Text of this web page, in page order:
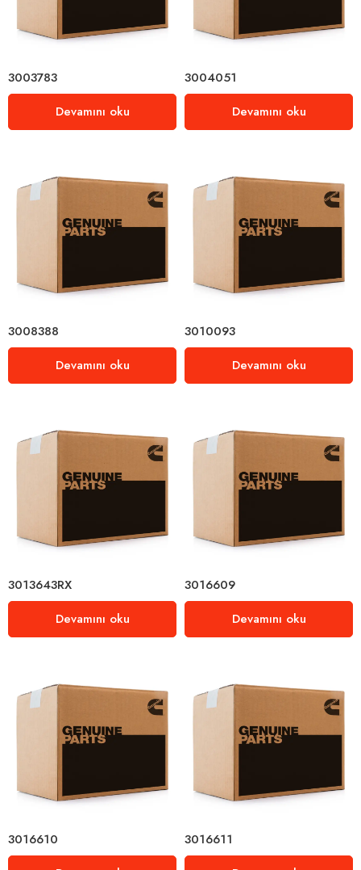
3003783
Devamını oku
3004051
Devamını oku
3008388
Devamını oku
3010093
Devamını oku
3013643RX
Devamını oku
3016609
Devamını oku
3016610
3016611